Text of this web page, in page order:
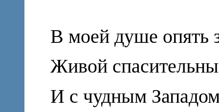
В моей душе опять
Живой
И с чудным Западом